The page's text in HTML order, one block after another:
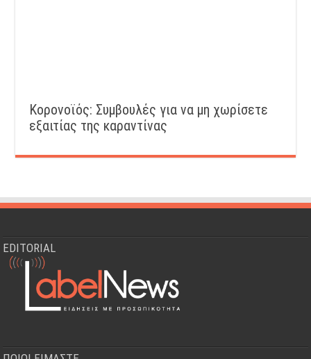
Κορονοϊός: Συμβουλές για να μη χωρίσετε
εξαιτίας της καραντίνας
EDITORIAL